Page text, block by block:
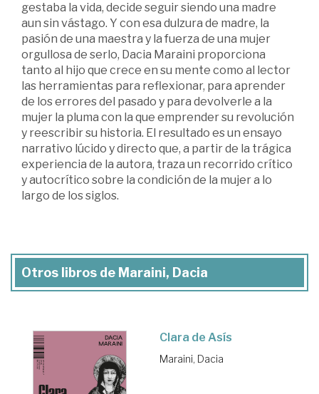
gestaba la vida, decide seguir siendo una madre
aun sin vástago. Y con esa dulzura de madre, la
pasión de una maestra y la fuerza de una mujer
orgullosa de serlo, Dacia Maraini proporciona
tanto al hijo que crece en su mente como al lector
las herramientas para reflexionar, para aprender
de los errores del pasado y para devolverle a la
mujer la pluma con la que emprender su revolución
y reescribir su historia. El resultado es un ensayo
narrativo lúcido y directo que, a partir de la trágica
experiencia de la autora, traza un recorrido crítico
y autocrítico sobre la condición de la mujer a lo
largo de los siglos.
Otros libros de Maraini, Dacia
Clara de Asís
Maraini, Dacia